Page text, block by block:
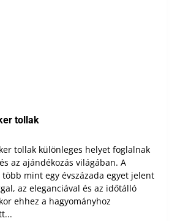
tollak
tollak különleges helyet foglalnak
az ajándékozás világában. A
több mint egy évszázada egyet jelent
az eleganciával és az időtálló
ehhez a hagyományhoz